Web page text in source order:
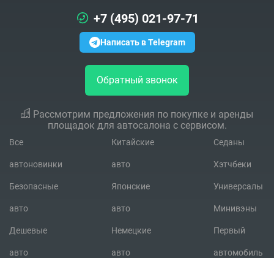
+7 (495) 021-97-71
Написать в Telegram
Обратный звонок
Рассмотрим предложения по покупке и аренды
площадок для автосалона с сервисом.
Все
автоновинки
Безопасные
авто
Дешевые
авто
Китайские
авто
Японские
авто
Немецкие
авто
Седаны
Хэтчбеки
Универсалы
Минивэны
Первый
автомобиль